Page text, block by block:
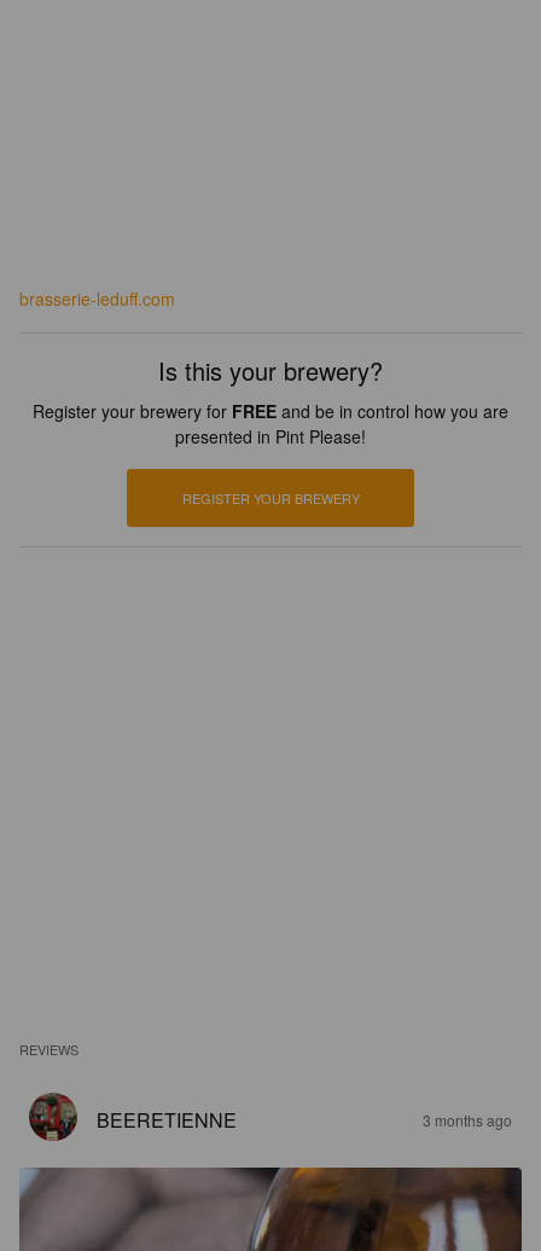
brasserie-leduff.com
Is this your brewery?
Register your brewery for FREE and be in control how you are
presented in Pint Please!
REGISTER YOUR BREWERY
REVIEWS
BEERETIENNE 3 months ago